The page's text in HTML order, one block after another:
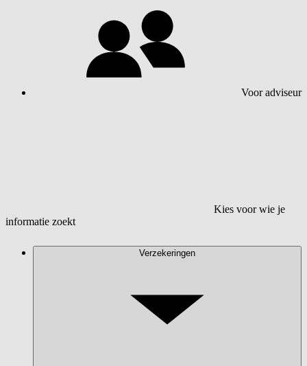
Voor adviseur
Kies voor wie je
informatie zoekt
Verzekeringen